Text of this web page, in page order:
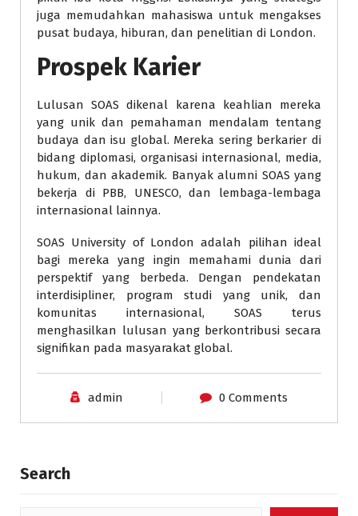
juga memudahkan mahasiswa untuk mengakses
pusat budaya, hiburan, dan penelitian di London.
Prospek Karier
Lulusan SOAS dikenal karena keahlian mereka
yang unik dan pemahaman mendalam tentang
budaya dan isu global. Mereka sering berkarier di
bidang diplomasi, organisasi internasional, media,
hukum, dan akademik. Banyak alumni SOAS yang
bekerja di PBB, UNESCO, dan lembaga-lembaga
internasional lainnya.
SOAS University of London adalah pilihan ideal
bagi mereka yang ingin memahami dunia dari
perspektif yang berbeda. Dengan pendekatan
interdisipliner, program studi yang unik, dan
komunitas internasional, SOAS terus
menghasilkan lulusan yang berkontribusi secara
signifikan pada masyarakat global.
admin 0 Comments
Search